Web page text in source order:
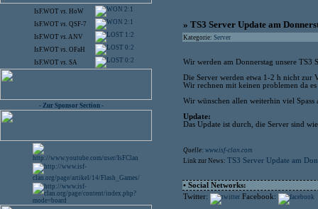
IsF.WOT vs. HoW 2:1
IsF.WOT vs. QSF-7 2:1
IsF.WOT vs.ANV 1:2
IsF.WOT vs. OFaH 0:2
IsF.WOT vs. SA 0:2
- Zur Sponsor Section -
» TS3 Server Update am
Kategorie: Server
Wir werden am Donnerstag unsere TS3
Die Server werden etwa 1-2 h nicht zur
Wir rechnen mit keinen problemen da
Wir wünschen allen weiterhin viel Spass
Update:
Das Update ist durch, die Server sind
Quelle: www.isf-clan.com
Link zur News: TS3 Server Update am
• Social Networks:
Twitter:
Facebook: